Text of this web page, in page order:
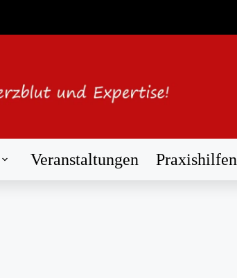
Veranstaltungen Praxishilfen